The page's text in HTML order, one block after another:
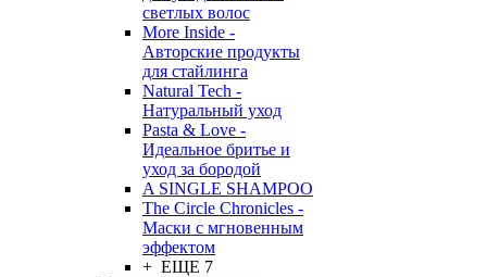
светлых волос
More Inside -
Авторские продукты
для стайлинга
Natural Tech -
Натуральный уход
Pasta & Love -
Идеальное бритье и
уход за бородой
A SINGLE SHAMPOO
The Circle Chronicles -
Маски с мгновенным
эффектом
+ ЕЩЕ 7